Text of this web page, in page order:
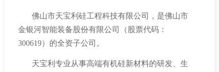
产线、锂（钠）电池全自动配料系统、锂（钠）电
池极片双面高速宽幅精密涂布机、“黄金龙”干法成
膜复合固态机组、高效能双行星动力混合机等行业
佛山市天宝利硅工程科技有限公司，是佛山市
金银河智能装备股份有限公司（股票代码：
300619）的全资子公司。
天宝利专业从事高端有机硅新材料的研发、生